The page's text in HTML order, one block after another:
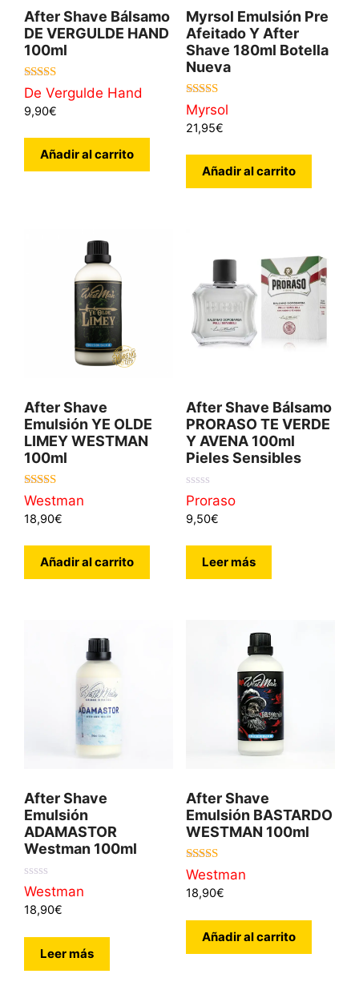
After Shave Bálsamo
DE VERGULDE HAND
100ml
5.00
de 5
De Vergulde Hand
9,90€
Añadir al carrito
Myrsol Emulsión Pre
Afeitado Y After
Shave 180ml Botella
Nueva
5.00
de 5
Myrsol
21,95€
Añadir al carrito
After Shave
Emulsión YE OLDE
LIMEY WESTMAN
100ml
5.00
de 5
Westman
18,90€
Añadir al carrito
After Shave Bálsamo
PRORASO TE VERDE
Y AVENA 100ml
Pieles Sensibles
0
d
e
Proraso
9,50€
Leer más
After Shave
Emulsión
ADAMASTOR
Westman 100ml
0
d
e
Westman
18,90€
Leer más
After Shave
Emulsión BASTARDO
WESTMAN 100ml
5.00
de 5
Westman
18,90€
Añadir al carrito